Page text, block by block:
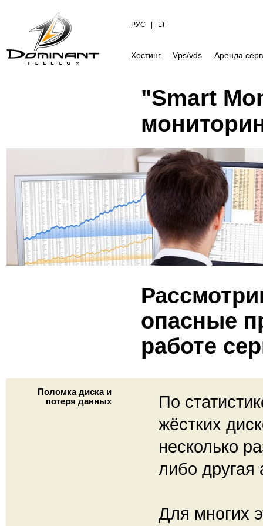
РУС LT
Хостинг Vps/vds Аренда
"Smart
опасные
работе
Поломка диска и
потеря данных
По
жёстких
несколько
либо другая
Для многих